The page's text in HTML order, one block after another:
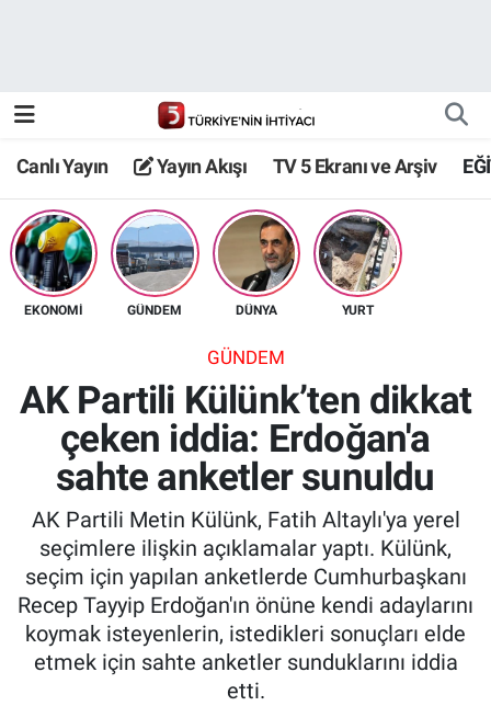
Canlı Yayın Yayın Akışı TV 5 Ekranı ve Arşiv
EKONOMİ GÜNDEM DÜNYA YURT
GÜNDEM
AK Partili Külünk’ten dikkat
çeken iddia: Erdoğan'a
sahte anketler sunuldu
AK Partili Metin Külünk, Fatih Altaylı'ya yerel
seçimlere ilişkin açıklamalar yaptı. Külünk,
seçim için yapılan anketlerde Cumhurbaşkanı
Recep Tayyip Erdoğan'ın önüne kendi adaylarını
koymak isteyenlerin, istedikleri sonuçları elde
etmek için sahte anketler sunduklarını iddia
etti.
TV 5 Ekranı ve Arşiv